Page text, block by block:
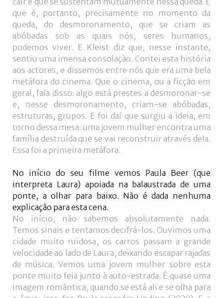
que é, portanto, precisamente no momento da
queda, do desmoronamento, que se criam as
abóbadas sob as quais nós, seres humanos,
podemos viver. E Kleist diz que, nesse instante,
sentiu uma imensa consolação. Contei esta história
aos actores, e dissemos entre nós que era uma bela
metáfora do cinema. Que o cinema, ou a ficção em
geral, fala disso: algo está prestes a desmoronar-se
e, nesse desmoronamento, criam-se abóbadas,
estruturas, grupos. E foi daí que surgiu a ideia, em
torno dessa mesa: uma jovem mulher encontra uma
família destruída que se vai reconstruir através dela.
Essa foi a primeira metáfora.
No início do seu filme vemos Paula Beer (que
interpreta Laura) apoiada na balaustrada de uma
ponte, a olhar para baixo. Não é dada nenhuma
explicação para esta cena.
No início, não sabemos absolutamente nada.
Temos sinais e tentamos decifrá-los. Ouvimos uma
cidade muito ruidosa, os carros passam a grande
velocidade ao lado de Laura, deixando escapar rajadas
de música. Vemos uma jovem mulher sobre esta
ponte muito feia junto à auto-estrada. É quase uma
imagem romântica, quando se está ali e se olha para